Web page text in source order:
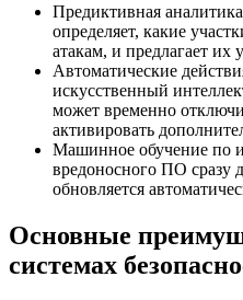
Предиктивная
определяет, какие
атакам, и предлагает их
Автоматические
искусственный
может временно
активировать
Машинное обучение по
вредоносного ПО сразу
обновляется
Основные
системах